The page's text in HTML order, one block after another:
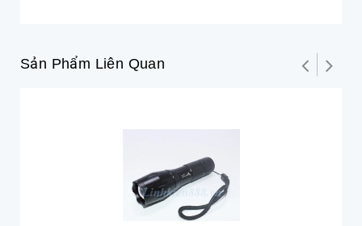
Sản Phẩm Liên Quan